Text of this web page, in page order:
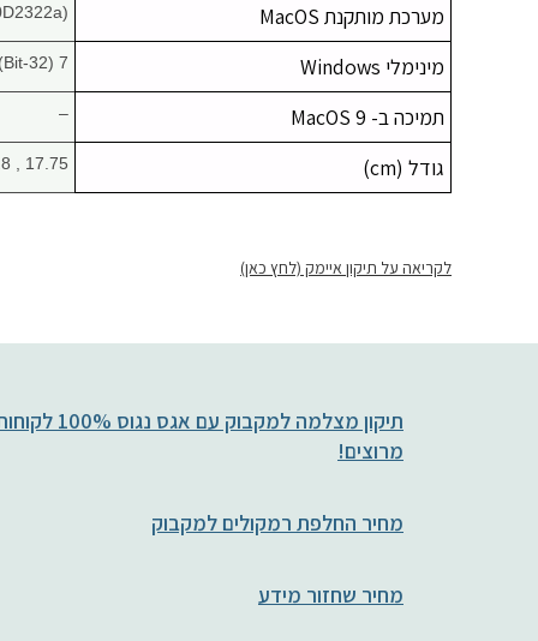
מערכת מותקנת MacOS
מינימלי Windows 7 (32-Bit)
תמיכה ב- MacOS 9 –
גודל (cm) 17.75 , 20.8 , 7.42
לקריאה על תיקון איימק (לחץ כאן)
תיקון מצלמה למקבוק עם אגס נגוס 100%
מרוצים!
מחיר החלפת רמקולים למקבוק
מחיר שחזור מידע